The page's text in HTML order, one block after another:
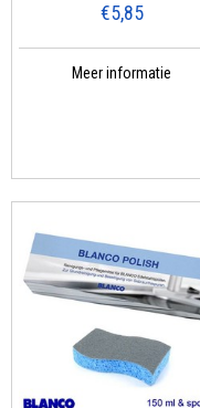
€5,85
Meer informatie